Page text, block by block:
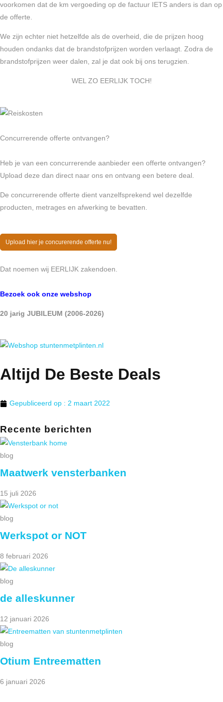
voorkomen dat de km vergoeding op de factuur IETS anders is dan op
de offerte.
We zijn echter niet hetzelfde als de overheid, die de prijzen hoog
houden ondanks dat de brandstofprijzen worden verlaagt. Zodra de
brandstofprijzen weer dalen, zal je dat ook bij ons terugzien.
WEL ZO EERLIJK TOCH!
Concurrerende offerte ontvangen?
Heb je van een concurrerende aanbieder een offerte ontvangen?
Upload deze dan direct naar ons en ontvang een betere deal.
De concurrerende offerte dient vanzelfsprekend wel dezelfde
producten, metrages en afwerking te bevatten.
Upload hier je concurerende offerte nu!
Dat noemen wij EERLIJK zakendoen.
Bezoek ook onze webshop
20 jarig JUBILEUM (2006-2026)
Altijd De Beste Deals
Gepubliceerd op : 2 maart 2022
Recente berichten
blog
Maatwerk vensterbanken
15 juli 2026
blog
Werkspot or NOT
8 februari 2026
blog
de alleskunner
12 januari 2026
blog
Otium Entreematten
6 januari 2026